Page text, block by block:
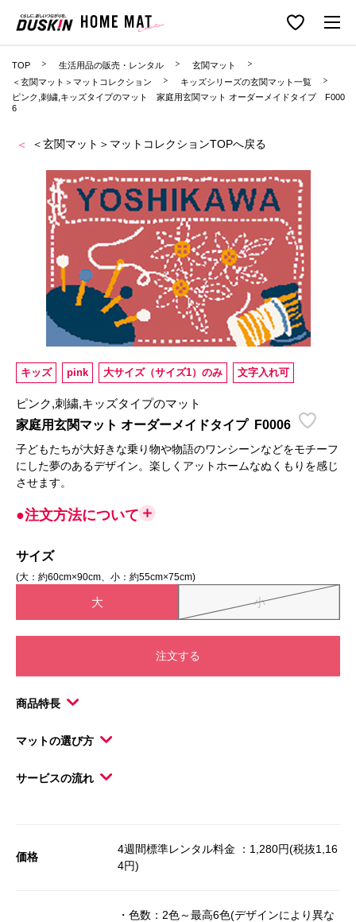
TOP 生活用品の販売・レンタル
玄関マット
＜玄関マット＞マットコレクション
キッズシリーズの玄関マット一覧
ピンク,刺繍,キッズタイプのマット 家庭用玄関マット オーダーメイドタイプ F000
6
＜玄関マット＞マットコレクションTOPへ戻る
キッズ pink 大サイズ（サイズ1）のみ 文字入れ可
ピンク,刺繍,キッズタイプのマット
家庭用玄関マット オーダーメイドタイプ
F0006
子どもたちが大好きな乗り物や物語のワンシーンなどをモチーフ
にした夢のあるデザイン。楽しくアットホームなぬくもりを感じ
させます。
●注文方法について
サイズ
(大：約60cm×90cm、小：約55cm×75cm)
大 小
注文する
商品特長
マットの選び方
サービスの流れ
価格
4週間標準レンタル料金 ：1,280円(税抜1,16
4円)
・色数：2色～最高6色(デザインにより異な